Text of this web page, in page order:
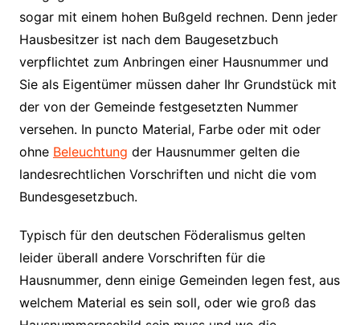
sogar mit einem hohen Bußgeld rechnen. Denn jeder
Hausbesitzer ist nach dem Baugesetzbuch
verpflichtet zum Anbringen einer Hausnummer und
Sie als Eigentümer müssen daher Ihr Grundstück mit
der von der Gemeinde festgesetzten Nummer
versehen. In puncto Material, Farbe oder mit oder
ohne Beleuchtung der Hausnummer gelten die
landesrechtlichen Vorschriften und nicht die vom
Bundesgesetzbuch.
Typisch für den deutschen Föderalismus gelten
leider überall andere Vorschriften für die
Hausnummer, denn einige Gemeinden legen fest, aus
welchem Material es sein soll, oder wie groß das